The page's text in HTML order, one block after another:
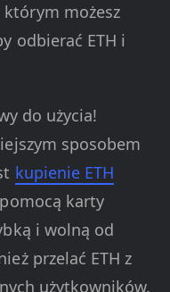
możesz
odbierać ETH i
do użycia!
sposobem
kupienie ETH
karty
i wolną od
przelać ETH z
użytkowników.